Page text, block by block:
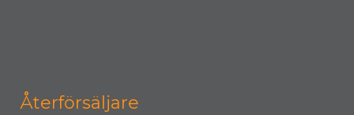
Återförsäljare